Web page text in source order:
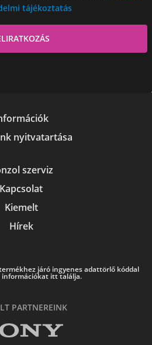
tájékoztatás
nyitvatartása
szerviz
Kapcsolat
Kiemelt
Hírek
járó ingyenes adattörlő kóddal
információkat itt találja.
PARTNEREINK